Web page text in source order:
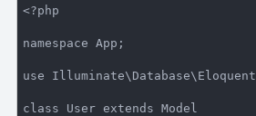
<?php
namespace App ;
use Illuminate\ Database\ Eloquent
class User extends
Model